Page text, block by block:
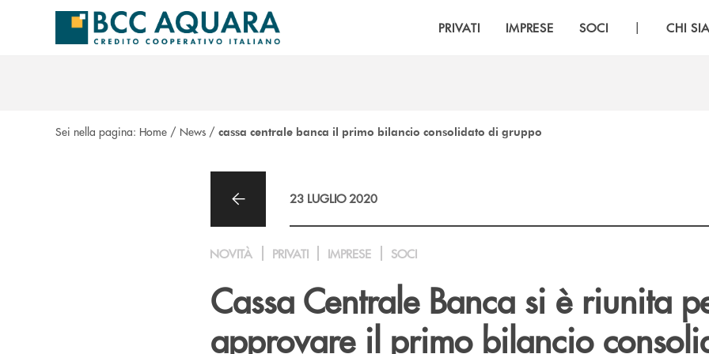
Salta al contenuto principale
PRIVATI IMPRESE SOCI | CHI
Sei nella pagina: Home / News / cassa centrale banca il primo bilancio consolidato di gruppo
23 LUGLIO 2020
NOVITÀ PRIVATI IMPRESE SOCI
Cassa Centrale Banca si è riunita
approvare il primo bilancio